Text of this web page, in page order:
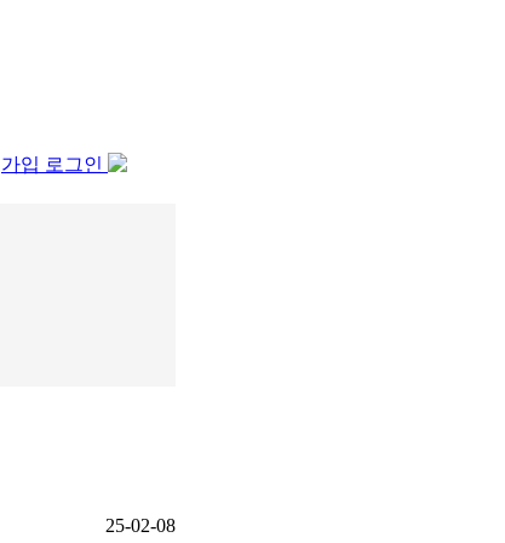
가입 로그인
25-02-08